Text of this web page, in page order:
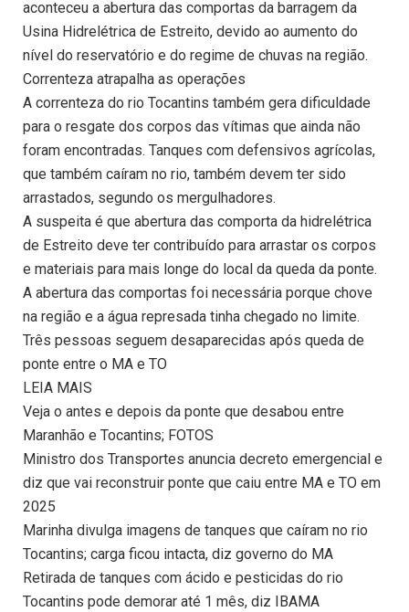
aconteceu a abertura das comportas da barragem da
Usina Hidrelétrica de Estreito, devido ao aumento do
nível do reservatório e do regime de chuvas na região.
Correnteza atrapalha as operações
A correnteza do rio Tocantins também gera dificuldade
para o resgate dos corpos das vítimas que ainda não
foram encontradas. Tanques com defensivos agrícolas,
que também caíram no rio, também devem ter sido
arrastados, segundo os mergulhadores.
A suspeita é que abertura das comporta da hidrelétrica
de Estreito deve ter contribuído para arrastar os corpos
e materiais para mais longe do local da queda da ponte.
A abertura das comportas foi necessária porque chove
na região e a água represada tinha chegado no limite.
Três pessoas seguem desaparecidas após queda de
ponte entre o MA e TO
LEIA MAIS
Veja o antes e depois da ponte que desabou entre
Maranhão e Tocantins; FOTOS
Ministro dos Transportes anuncia decreto emergencial e
diz que vai reconstruir ponte que caiu entre MA e TO em
2025
Marinha divulga imagens de tanques que caíram no rio
Tocantins; carga ficou intacta, diz governo do MA
Retirada de tanques com ácido e pesticidas do rio
Tocantins pode demorar até 1 mês, diz IBAMA